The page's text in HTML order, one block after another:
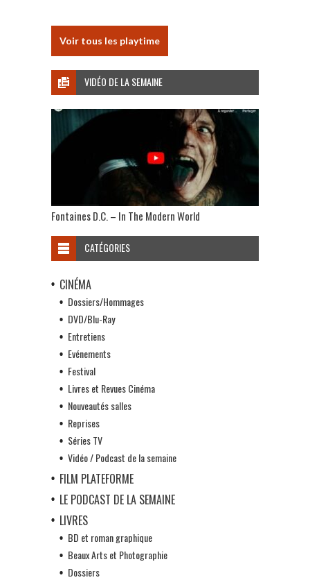
Voir tous les playtime
VIDÉO DE LA SEMAINE
Fontaines D.C. – In The Modern World
CATÉGORIES
CINÉMA
Dossiers/Hommages
DVD/Blu-Ray
Entretiens
Evénements
Festival
Livres et Revues Cinéma
Nouveautés salles
Reprises
Séries TV
Vidéo / Podcast de la semaine
FILM PLATEFORME
LE PODCAST DE LA SEMAINE
LIVRES
BD et roman graphique
Beaux Arts et Photographie
Dossiers